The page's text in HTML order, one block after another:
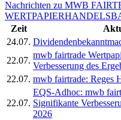
Nachrichten zu MWB
Zeit
24.07.
22.07.
mwb fairtrade
Verbesserung des
22.07. mwb fairtrade: Reges
22.07.
EQS-Adhoc: mwb
Signifikante
2026